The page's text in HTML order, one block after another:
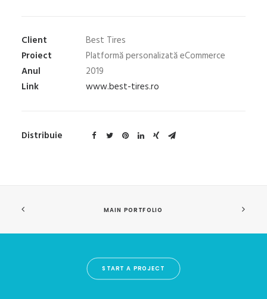
Client
Best Tires
Proiect
Platformă personalizată eCommerce
Anul
2019
Link
www.best-tires.ro
Distribuie
MAIN PORTFOLIO
START A PROJECT